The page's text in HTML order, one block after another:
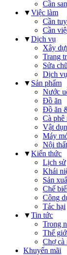
Cần
▼Việc làm
Cần
Cần
▼Dịch vụ
Xây
Trang
Sửa
Dịch
▼ Sản phẩm
Nước
Đồ ăn
Đồ ăn
Cà phê
Vật
Máy
Nội
▼Kiến thức
Lịch sử
Khái
Sản
Chế
Công
Tác hại
▼Tin tức
Trong
Thế
Chợ cà
Khuyến mãi